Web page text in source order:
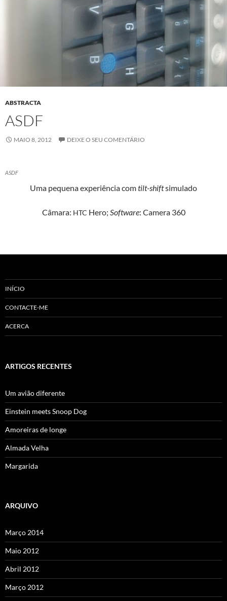
ABSTRACTA
ASDF
MAIO 8, 2012 DEIXE O SEU COMENTÁRIO
ASDF
Uma peque­na exper­iên­cia comtilt-shiftsimulado
Câmara: HTC Hero; Soft­ware: Cam­era 360
INÍCIO
CONTACTE-ME
ACERCA
ARTIGOS RECENTES
Um avião diferente
Einstein meets Snoop Dog
Amoreiras de longe
Almada Velha
Margarida
ARQUIVO
Março 2014
Maio 2012
Abril 2012
Março 2012